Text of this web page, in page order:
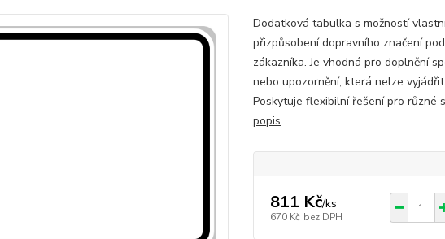
Dodatková tabulka s možností
přizpůsobení dopravního značení
zákazníka. Je vhodná pro doplnění
nebo upozornění, která nelze
Poskytuje flexibilní řešení pro různé
popis
811 Kč/ks
670 Kč bez DPH